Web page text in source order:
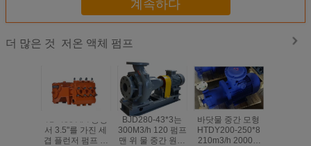
계속하다
더 많은 것 저온 액체 펌프
서 3.5"를 가진 세
겹 플런저 펌프 플
BJD280-43*3는
300M3/h 120 펌프
맨 위 물 중간 원심
바닷물 중간 모형
HTDY200-250*8
210m3/h 2000m